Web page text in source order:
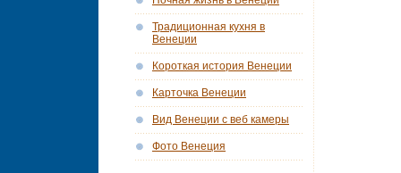
Традиционная кухня в
Венеции
Короткая история Венеции
Карточка Венеции
Вид Венеции с веб камеры
Фото Венеция